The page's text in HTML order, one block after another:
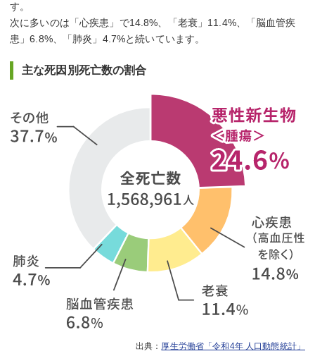
す。
次に多いのは「心疾患」で14.8%、「老衰」11.4%、「脳血管疾
患」6.8%、「肺炎」4.7%と続いています。
主な死因別死亡数の割合
厚生労働省「令和4年 人口動態統計」